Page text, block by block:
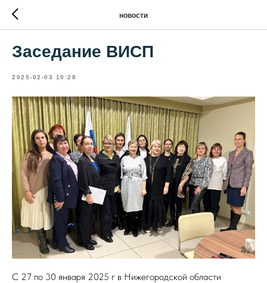
новости
Заседание ВИСП
2025-02-03 10:28
С 27 по 30 января 2025 г в Нижегородской области